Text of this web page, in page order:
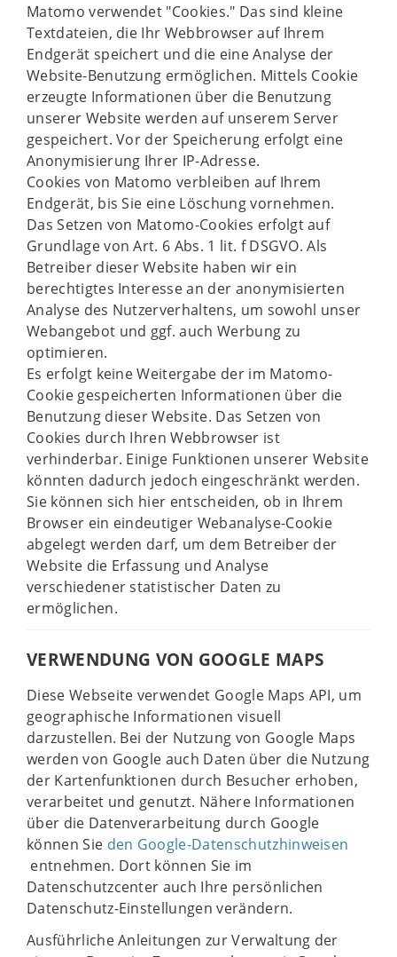
Matomo verwendet "Cookies." Das sind kleine
Textdateien, die Ihr Webbrowser auf Ihrem
Endgerät speichert und die eine Analyse der
Website-Benutzung ermöglichen. Mittels Cookie
erzeugte Informationen über die Benutzung
unserer Website werden auf unserem Server
gespeichert. Vor der Speicherung erfolgt eine
Anonymisierung Ihrer IP-Adresse.
Cookies von Matomo verbleiben auf Ihrem
Endgerät, bis Sie eine Löschung vornehmen.
Das Setzen von Matomo-Cookies erfolgt auf
Grundlage von Art. 6 Abs. 1 lit. f DSGVO. Als
Betreiber dieser Website haben wir ein
berechtigtes Interesse an der anonymisierten
Analyse des Nutzerverhaltens, um sowohl unser
Webangebot und ggf. auch Werbung zu
optimieren.
Es erfolgt keine Weitergabe der im Matomo-
Cookie gespeicherten Informationen über die
Benutzung dieser Website. Das Setzen von
Cookies durch Ihren Webbrowser ist
verhinderbar. Einige Funktionen unserer Website
könnten dadurch jedoch eingeschränkt werden.
Sie können sich hier entscheiden, ob in Ihrem
Browser ein eindeutiger Webanalyse-Cookie
abgelegt werden darf, um dem Betreiber der
Website die Erfassung und Analyse
verschiedener statistischer Daten zu
ermöglichen.
VERWENDUNG VON GOOGLE MAPS
Diese Webseite verwendet Google Maps API, um
geographische Informationen visuell
darzustellen. Bei der Nutzung von Google Maps
werden von Google auch Daten über die Nutzung
der Kartenfunktionen durch Besucher erhoben,
verarbeitet und genutzt. Nähere Informationen
über die Datenverarbeitung durch Google
können Sie den Google-Datenschutzhinweisen
entnehmen. Dort können Sie im
Datenschutzcenter auch Ihre persönlichen
Datenschutz-Einstellungen verändern.
Ausführliche Anleitungen zur Verwaltung der